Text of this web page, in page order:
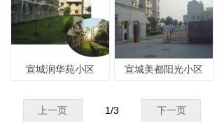
宣城润华苑小区 宣城美都阳光小区
上一页 下一页
1/3